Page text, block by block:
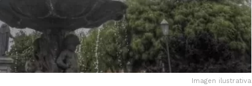
Imagen ilustrativa